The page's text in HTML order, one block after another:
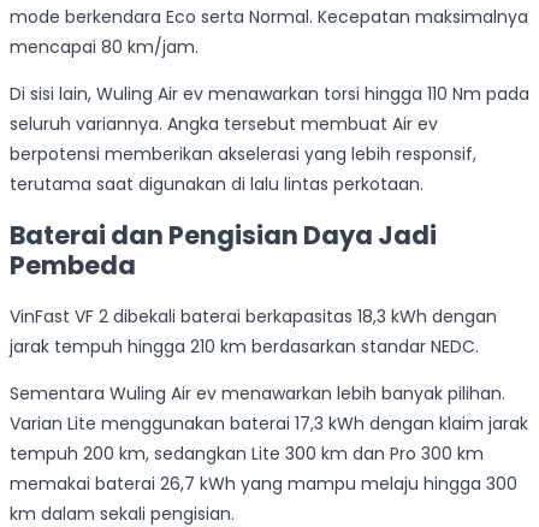
mode berkendara Eco serta Normal. Kecepatan maksimalnya
mencapai 80 km/jam.
Di sisi lain, Wuling Air ev menawarkan torsi hingga 110 Nm pada
seluruh variannya. Angka tersebut membuat Air ev
berpotensi memberikan akselerasi yang lebih responsif,
terutama saat digunakan di lalu lintas perkotaan.
Baterai dan Pengisian Daya Jadi
Pembeda
VinFast VF 2 dibekali baterai berkapasitas 18,3 kWh dengan
jarak tempuh hingga 210 km berdasarkan standar NEDC.
Sementara Wuling Air ev menawarkan lebih banyak pilihan.
Varian Lite menggunakan baterai 17,3 kWh dengan klaim jarak
tempuh 200 km, sedangkan Lite 300 km dan Pro 300 km
memakai baterai 26,7 kWh yang mampu melaju hingga 300
km dalam sekali pengisian.